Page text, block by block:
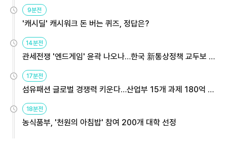
9분전
'캐시딜' 캐시워크 돈 버는 퀴즈, 정답은?
14분전
관세전쟁 '엔드게임' 윤곽 나오나…한국 新통상정책 교두보 활
17분전
섬유패션 글로벌 경쟁력 키운다…산업부 15개 과제 180억 지
18분전
농식품부, '천원의 아침밥' 참여 200개 대학 선정